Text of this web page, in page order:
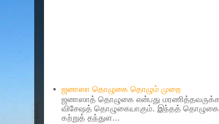
ஜனாஸா தொழுகை தொழும் முறை
ஜனாஸாத் தொழுகை என்பது
விசேஷத் தொழுகையாகும். இந்தத்
கற்றுத் தந்துள...